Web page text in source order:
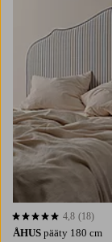
ÅHUS pääty 180 cm
4,8 perustuen 18
4,8 (18)